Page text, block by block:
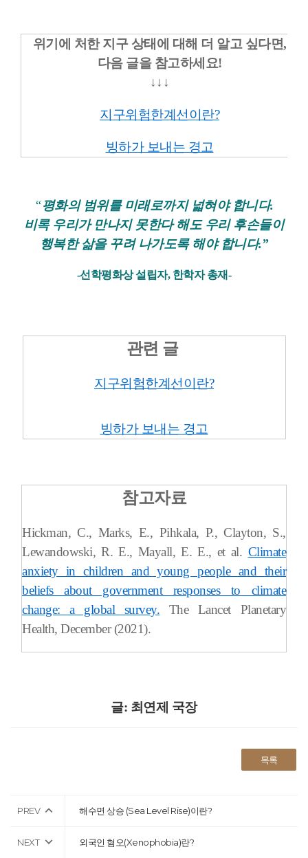
위기에 처한 지구 상태에 대해 더 알고 싶다면,
다음 글을 참고하세요!
↓↓ ↓
지구위험한계선이란?
빙하가 보내는 경고
“평화의 범위를 미래로까지 넓혀야 합니다.
비록 우리가 만나지 못한다 해도 우리 후손들이
행복한 삶을 꾸려 나가도록 해야 합니다.”
-선학평화상 설립자, 한학자 총재-
관련 글
지구위험한계선이란?
빙하가 보내는 경고
참고자료
Hickman, C., Marks, E., Pihkala, P., Clayton, S.,
Lewandowski, R. E., Mayall, E. E., et al. Climate
anxiety in children and young people and their
beliefs about government responses to climate
change: a global survey. The Lancet Planetary
Health, December (2021).
글: 최연제 국장
목록
PREV 해수면 상승 (Sea Level Rise)이란?
NEXT 외국인 혐오(Xenophobia)란?